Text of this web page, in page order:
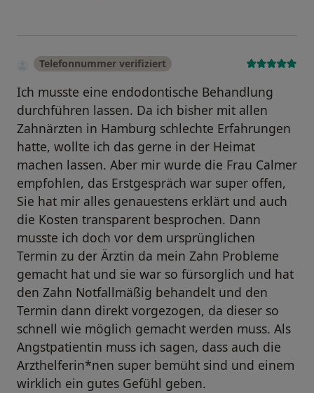
Telefonnummer verifiziert
Ich musste eine endodontische Behandlung
durchführen lassen. Da ich bisher mit allen
Zahnärzten in Hamburg schlechte Erfahrungen
hatte, wollte ich das gerne in der Heimat
machen lassen. Aber mir wurde die Frau Calmer
empfohlen, das Erstgespräch war super offen,
Sie hat mir alles genauestens erklärt und auch
die Kosten transparent besprochen. Dann
musste ich doch vor dem ursprünglichen
Termin zu der Ärztin da mein Zahn Probleme
gemacht hat und sie war so fürsorglich und hat
den Zahn Notfallmäßig behandelt und den
Termin dann direkt vorgezogen, da dieser so
schnell wie möglich gemacht werden muss. Als
Angstpatientin muss ich sagen, dass auch die
Arzthelferin*nen super bemüht sind und einem
wirklich ein gutes Gefühl geben.